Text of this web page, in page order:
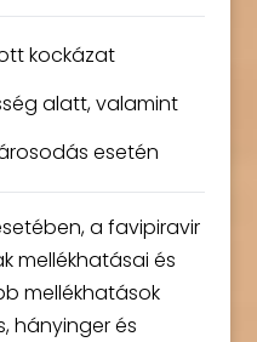
kockázat
alatt, valamint
esetén
a favipiravir
mellékhatásai és
mellékhatások
hányinger és